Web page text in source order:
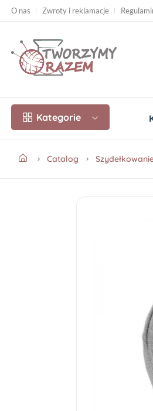
O nas Zwroty i reklamacje
Kategorie
Catalog